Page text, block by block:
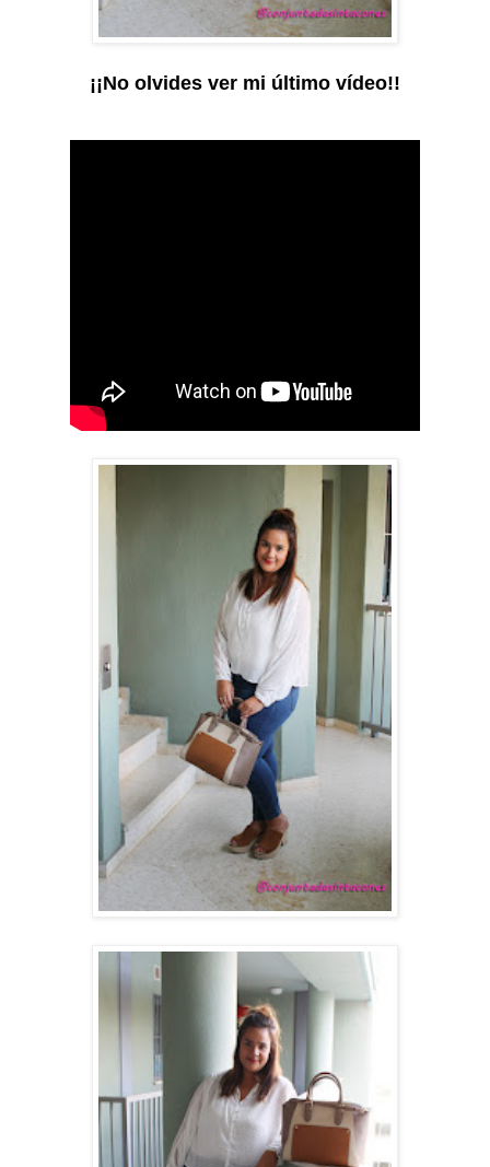
¡¡No olvides ver mi último vídeo!!